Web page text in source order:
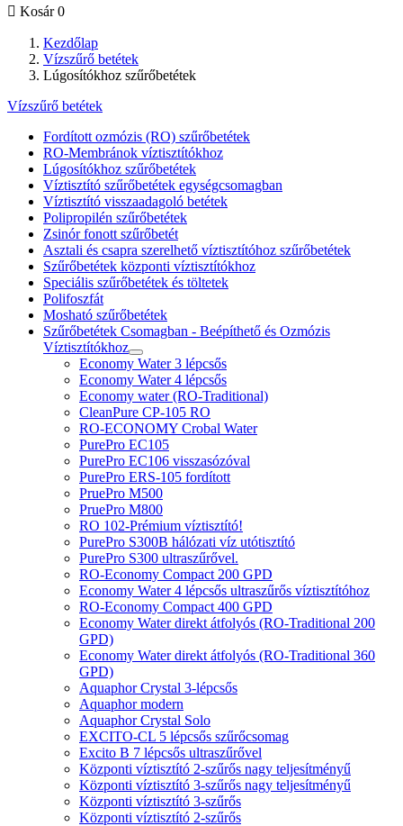
 Kosár 0
Kezdőlap
Vízszűrő betétek
Lúgosítókhoz szűrőbetétek
Vízszűrő betétek
Fordított ozmózis (RO) szűrőbetétek
RO-Membránok víztisztítókhoz
Lúgosítókhoz szűrőbetétek
Víztisztító szűrőbetétek egységcsomagban
Víztisztító visszaadagoló betétek
Polipropilén szűrőbetétek
Zsinór fonott szűrőbetét
Asztali és csapra szerelhető víztisztítóhoz szűrőbetétek
Szűrőbetétek központi víztisztítókhoz
Speciális szűrőbetétek és töltetek
Polifoszfát
Mosható szűrőbetétek
Szűrőbetétek Csomagban - Beépíthető és Ozmózis
Víztisztítókhoz
Economy Water 3 lépcsős
Economy Water 4 lépcsős
Economy water (RO-Traditional)
CleanPure CP-105 RO
RO-ECONOMY Crobal Water
PurePro EC105
PurePro EC106 visszasózóval
PurePro ERS-105 fordított
PruePro M500
PruePro M800
RO 102-Prémium víztisztító!
PurePro S300B hálózati víz utótisztító
PurePro S300 ultraszűrővel.
RO-Economy Compact 200 GPD
Economy Water 4 lépcsős ultraszűrős víztisztítóhoz
RO-Economy Compact 400 GPD
Economy Water direkt átfolyós (RO-Traditional 200
GPD)
Economy Water direkt átfolyós (RO-Traditional 360
GPD)
Aquaphor Crystal 3-lépcsős
Aquaphor modern
Aquaphor Crystal Solo
EXCITO-CL 5 lépcsős szűrőcsomag
Excito B 7 lépcsős ultraszűrővel
Központi víztisztító 2-szűrős nagy teljesítményű
Központi víztisztító 3-szűrős nagy teljesítményű
Központi víztisztító 3-szűrős
Központi víztisztító 2-szűrős